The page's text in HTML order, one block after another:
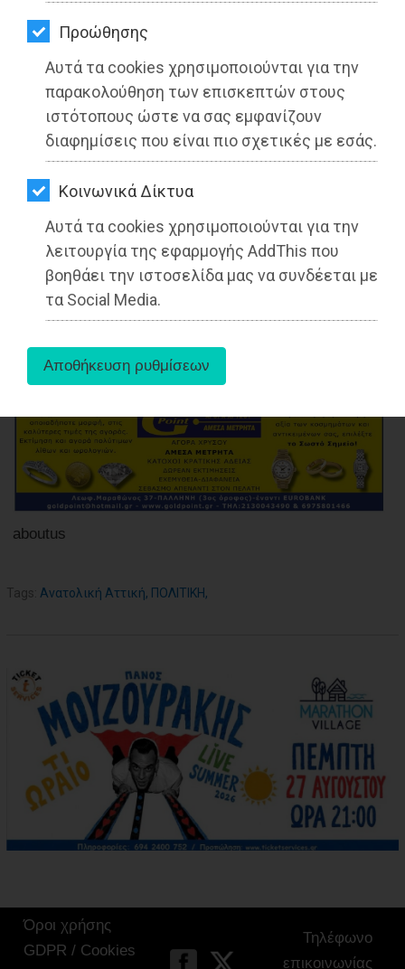
Προώθησης
Αυτά τα cookies χρησιμοποιούνται για την
παρακολούθηση των επισκεπτών στους
ιστότοπους ώστε να σας εμφανίζουν
διαφημίσεις που είναι πιο σχετικές με εσάς.
Kοινωνικά Δίκτυα
Αυτά τα cookies χρησιμοποιούνται για την
λειτουργία της εφαρμογής AddThis που
βοηθάει την ιστοσελίδα μας να συνδέεται με
τα Social Media.
ΚΑΤΟΙΚΙΔΙΟ
ΑΓΓΕΛΙΕΣ
ΕΦΗΜΕΡΙΔΕΣ
OΔΗΓΟΣ
ΑΓΟΡΑΣ
ΨΙΘΥΡΟΙ
ΑΠΟΣΤΟΛΗ
ΑΡΘΡΩΝ
Συγκέντρωση για τον Νίκο
Ανδρουλάκη στο Μάτι την Κυριακή 21
Νοεμβρίου
Διαβάστηκε 4620 φορές
27-05-2025
Από τo Dimotisnews
aboutus
Tags: Ανατολική Αττική, ΠΟΛΙΤΙΚΗ,
Όροι χρήσης
GDPR / Cookies
Τηλέφωνο
επικοινωνίας